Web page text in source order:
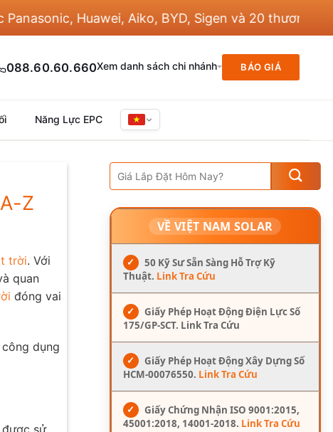
Huawei, Aiko, BYD, Sigen và 20 thương hiệu khác
088.60.60.660Xem danh sách chi nhánh BÁO GIÁ
Năng Lực EPC
Z
trời. Với
quan
đóng vai
dụng
VỀ VIỆT NAM SOLAR
✓
50 Kỹ Sư Sẵn Sàng Hỗ Trợ Kỹ
Thuật. Link Tra Cứu
✓
Giấy Phép Hoạt Động Điện Lực Số
175/GP-SCT. Link Tra Cứu
✓
Giấy Phép Hoạt Động Xây Dựng Số
HCM-00076550. Link Tra Cứu
✓
Giấy Chứng Nhận ISO 9001:2015,
45001:2018, 14001-2018. Link Tra Cứu